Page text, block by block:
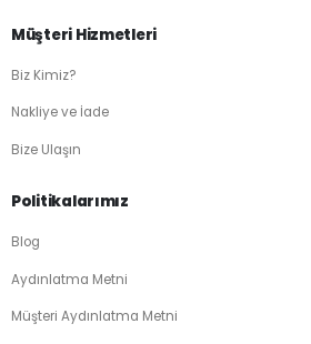
Müşteri Hizmetleri
Biz Kimiz?
Nakliye ve İade
Bize Ulaşın
Politikalarımız
Blog
Aydınlatma Metni
Müşteri Aydınlatma Metni